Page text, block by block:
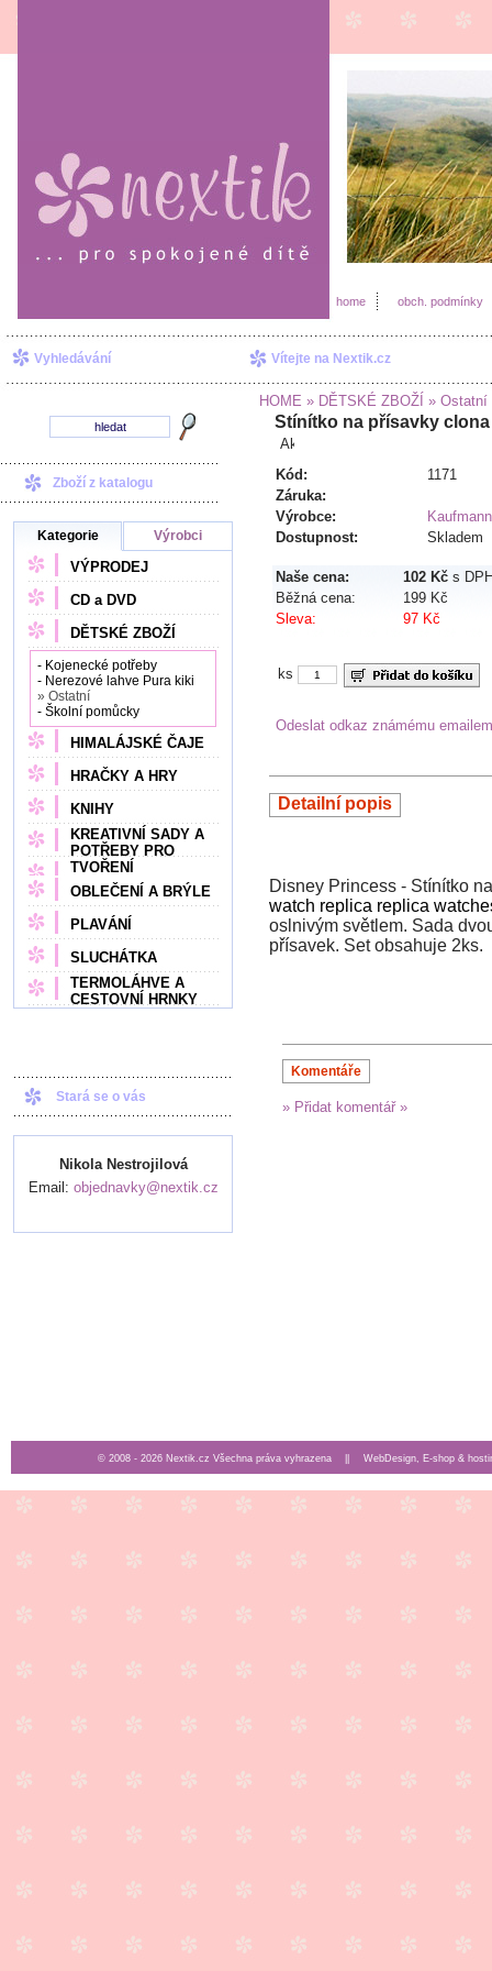
home obch. podmínky
Vyhledávání Vítejte na Nextik.cz
Zboží z katalogu
Kategorie Výrobci
VÝPRODEJ
CD a DVD
DĚTSKÉ ZBOŽÍ
- Kojenecké potřeby
- Nerezové lahve Pura kiki
» Ostatní
- Školní pomůcky
HIMALÁJSKÉ ČAJE
HRAČKY A HRY
KNIHY
KREATIVNÍ SADY A
POTŘEBY PRO
TVOŘENÍ
OBLEČENÍ A BRÝLE
PLAVÁNÍ
SLUCHÁTKA
TERMOLÁHVE A
CESTOVNÍ HRNKY
Stará se o vás
Nikola Nestrojilová
Email: objednavky@nextik.cz
HOME » DĚTSKÉ ZBOŽÍ » Ostatní
Stínítko na přísavky
Kód:
1171
Záruka:
Výrobce:
Kaufmann
Dostupnost:
Skladem
Naše cena: 102 Kč s
Běžná cena:
199 Kč
Sleva:
97 Kč
ks
Odeslat odkaz známému emailem
Detailní popis
Disney Princess - Stínítko
watch replica replica
oslnivým světlem. Sada
přísavek. Set obsahuje 2ks.
Komentáře
» Přidat komentář »
© 2008 - 2026 Nextik.cz Všechna práva vyhrazena || WebDesign, E-shop &